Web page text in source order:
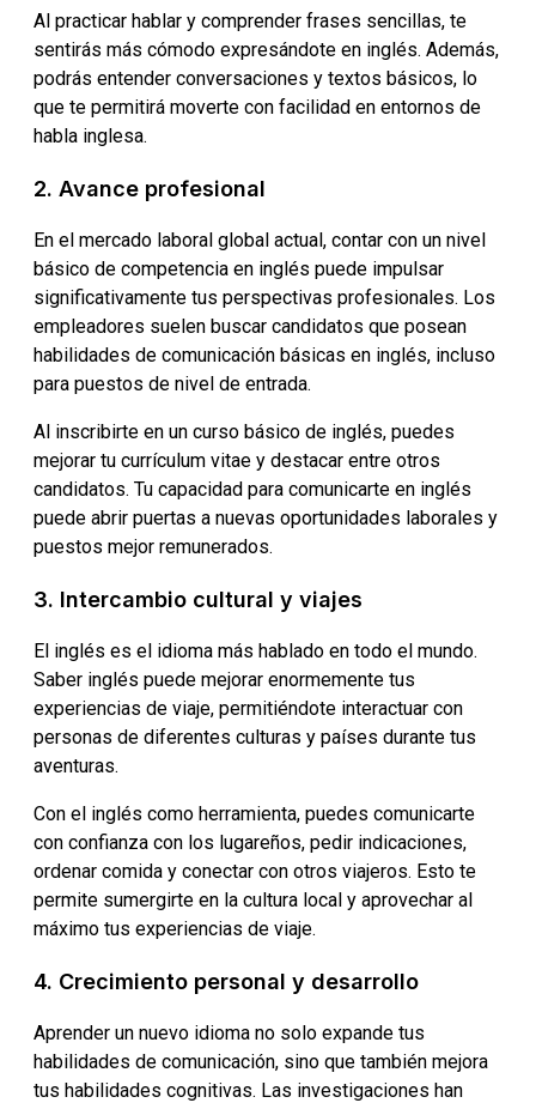
Al practicar hablar y comprender frases sencillas, te
sentirás más cómodo expresándote en inglés. Además,
podrás entender conversaciones y textos básicos, lo
que te permitirá moverte con facilidad en entornos de
habla inglesa.
2. Avance profesional
En el mercado laboral global actual, contar con un nivel
básico de competencia en inglés puede impulsar
significativamente tus perspectivas profesionales. Los
empleadores suelen buscar candidatos que posean
habilidades de comunicación básicas en inglés, incluso
para puestos de nivel de entrada.
Al inscribirte en un curso básico de inglés, puedes
mejorar tu currículum vitae y destacar entre otros
candidatos. Tu capacidad para comunicarte en inglés
puede abrir puertas a nuevas oportunidades laborales y
puestos mejor remunerados.
3. Intercambio cultural y viajes
El inglés es el idioma más hablado en todo el mundo.
Saber inglés puede mejorar enormemente tus
experiencias de viaje, permitiéndote interactuar con
personas de diferentes culturas y países durante tus
aventuras.
Con el inglés como herramienta, puedes comunicarte
con confianza con los lugareños, pedir indicaciones,
ordenar comida y conectar con otros viajeros. Esto te
permite sumergirte en la cultura local y aprovechar al
máximo tus experiencias de viaje.
4. Crecimiento personal y desarrollo
Aprender un nuevo idioma no solo expande tus
habilidades de comunicación, sino que también mejora
tus habilidades cognitivas. Las investigaciones han